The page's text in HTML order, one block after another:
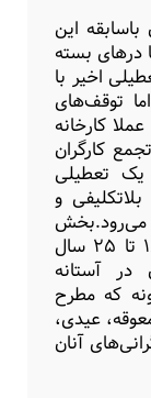
این
درهای بسته
اخیر با
توقف‌های
کارخانه
کارگران
یک تعطیلی
و
می‌رود.بخش
قابل‌توجهی از کارگران این واحد بین ۱۸ تا ۲۵ سال
در آستانه
که مطرح
عیدی،
آنان